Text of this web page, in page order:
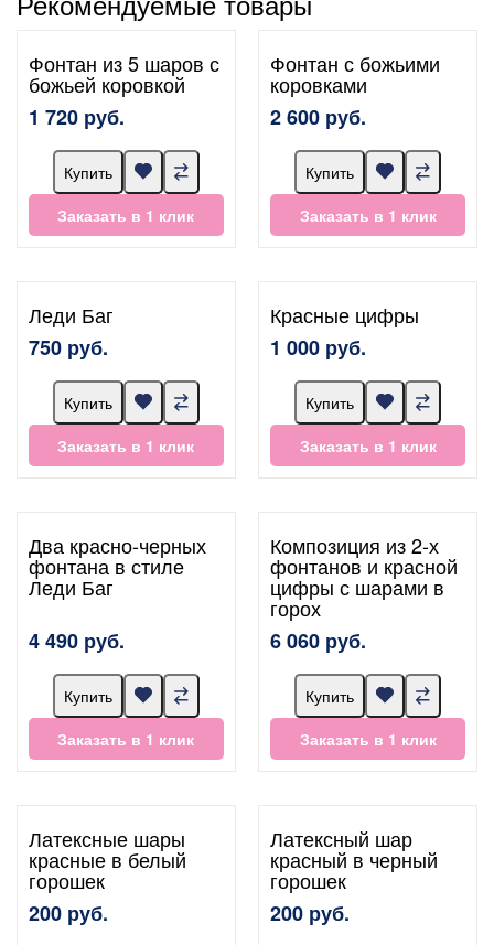
Фонтан из 5 шаров с
божьей коровкой
1 720 руб.
Купить
Заказать в 1 клик
Фонтан с божьими
коровками
2 600 руб.
Купить
Заказать в 1 клик
Леди Баг
750 руб.
Купить
Заказать в 1 клик
Красные цифры
1 000 руб.
Купить
Заказать в 1 клик
Два красно-черных
фонтана в стиле
Леди Баг
4 490 руб.
Купить
Заказать в 1 клик
Композиция из 2-х
фонтанов и красной
цифры с шарами в
горох
6 060 руб.
Купить
Заказать в 1 клик
Латексные шары
красные в белый
горошек
200 руб.
Латексный шар
красный в черный
горошек
200 руб.